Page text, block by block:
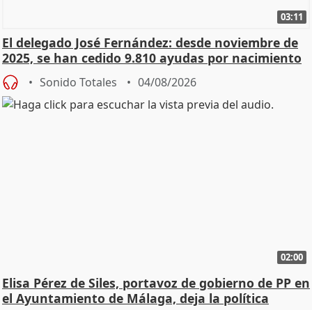
03:11
El delegado José Fernández: desde noviembre de
2025, se han cedido 9.810 ayudas por nacimiento
Sonido Totales 04/08/2026
02:00
Elisa Pérez de Siles, portavoz de gobierno de PP en
el Ayuntamiento de Málaga, deja la política